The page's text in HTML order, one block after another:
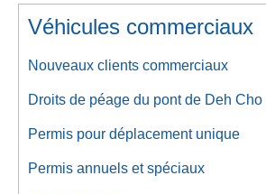
Véhicules commerciaux
Nouveaux clients commerciaux
Droits de péage du pont de Deh Cho
Permis pour déplacement unique
Permis annuels et spéciaux